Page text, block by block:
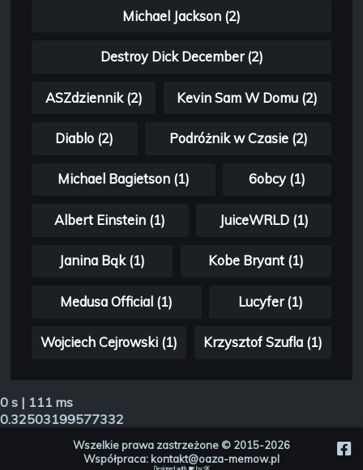
Michael Jackson (2)
Destroy Dick December (2)
ASZdziennik (2) Kevin Sam W Domu (2)
Diablo (2) Podróżnik w Czasie (2)
Michael Bagietson (1) 6obcy (1)
Albert Einstein (1) JuiceWRLD (1)
Janina Bąk (1) Kobe Bryant (1)
Medusa Official (1) Lucyfer (1)
Wojciech Cejrowski (1) Krzysztof Szufla (1)
0 s | 111 ms
0.32503199577332
Wszelkie prawa zastrzeżone © 2015-2026
Współpraca: kontakt@oaza-memow.pl